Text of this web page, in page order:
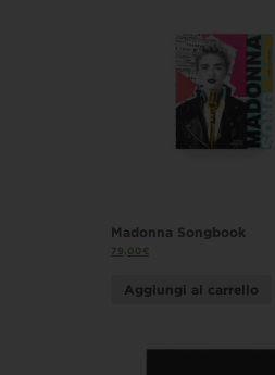
Madonna Songbook
79,00€
Aggiungi al carrello